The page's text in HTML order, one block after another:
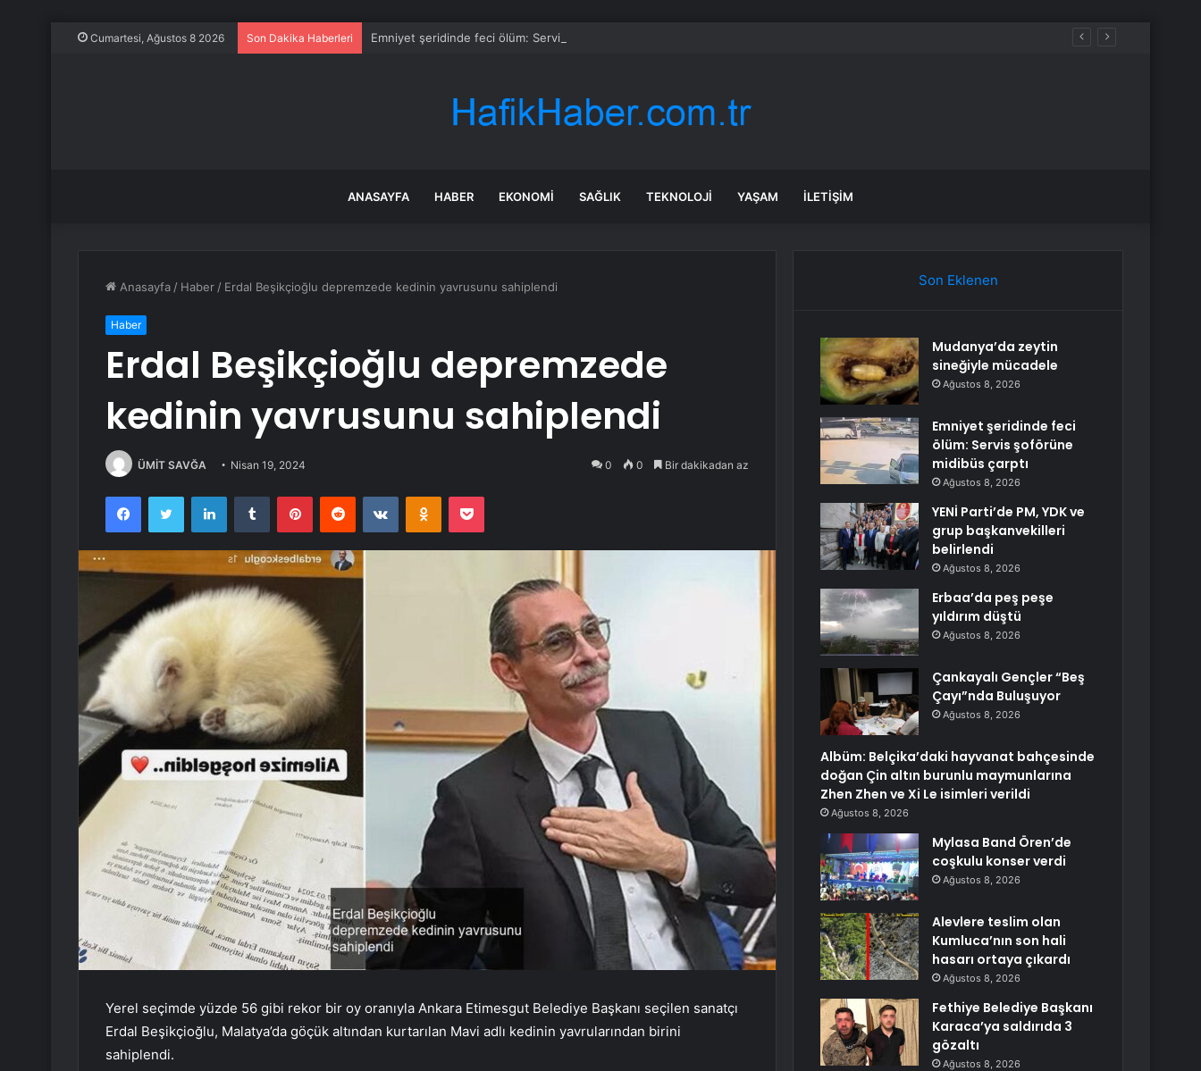
Cumartesi, Ağustos 8 2026 Son Dakika Haberleri Emniyet şeridinde feci ölüm: Servis şoförüne midibüs çarptı
ANASAYFA HABER EKONOMI SAĞLIK TEKNOLOJI YAŞAM İLETIŞIM
Anasayfa / Haber / Erdal Beşikçioğlu depremzede kedinin yavrusunu sahiplendi
Haber
Erdal Beşikçioğlu depremzede
kedinin yavrusunu sahiplendi
ÜMİT SAVĞA Nisan 19, 2024 0 0 Bir dakikadan az
FacebookTwitter LinkedInTumblr PinterestReddit VKontakteOdnoklassniki
Pocket
Yerel seçimde yüzde 56 gibi rekor bir oy oranıyla Ankara Etimesgut Belediye Başkanı seçilen sanatçı
Erdal Beşikçioğlu, Malatya’da göçük altından kurtarılan Mavi adlı kedinin yavrularından birini
sahiplendi.
Son Eklenen
Mudanya’da zeytin
sineğiyle mücadele
Ağustos 8, 2026
Emniyet şeridinde feci
ölüm: Servis şoförüne
midibüs çarptı
Ağustos 8, 2026
YENİ Parti’de PM, YDK ve
grup başkanvekilleri
belirlendi
Ağustos 8, 2026
Erbaa’da peş peşe
yıldırım düştü
Ağustos 8, 2026
Çankayalı Gençler “Beş
Çayı”nda Buluşuyor
Ağustos 8, 2026
Albüm: Belçika’daki hayvanat bahçesinde
doğan Çin altın burunlu maymunlarına
Zhen Zhen ve Xi Le isimleri verildi
Ağustos 8, 2026
Mylasa Band Ören’de
coşkulu konser verdi
Ağustos 8, 2026
Alevlere teslim olan
Kumluca’nın son hali
hasarı ortaya çıkardı
Ağustos 8, 2026
Fethiye Belediye Başkanı
Karaca’ya saldırıda 3
gözaltı
Ağustos 8, 2026